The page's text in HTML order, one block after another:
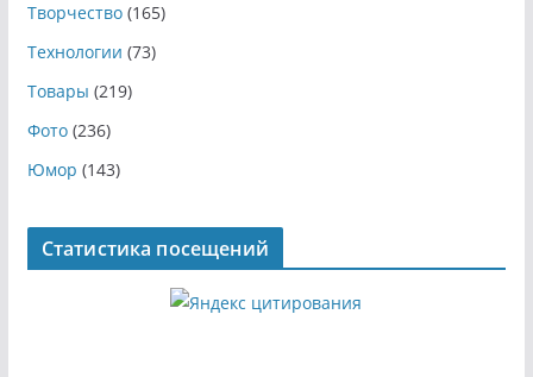
Творчество(165)
Технологии (73)
Товары (219)
Фото(236)
Юмор (143)
Статистика посещений